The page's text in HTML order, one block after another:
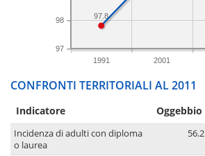
1991 2001
97
98 97.8
CONFRONTI TERRITORIALI AL 2011
Indicatore Oggebbio
Incidenza di adulti con diploma
o laurea
56.2